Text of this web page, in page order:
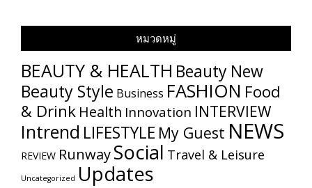
หมวดหมู่
BEAUTY & HEALTH Beauty New
Beauty Style Business FASHION Food
& Drink Health Innovation INTERVIEW
Intrend LIFESTYLE My​ Guest NEWS
REVIEW RunwaySocial Travel & Leisure
Uncategorized Updates